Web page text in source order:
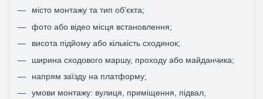
місто монтажу та тип об’єкта;
фото або відео місця встановлення;
висота підйому або кількість сходинок;
ширина сходового маршу, проходу або майданчика;
напрям заїзду на платформу;
умови монтажу: вулиця, приміщення, підвал,